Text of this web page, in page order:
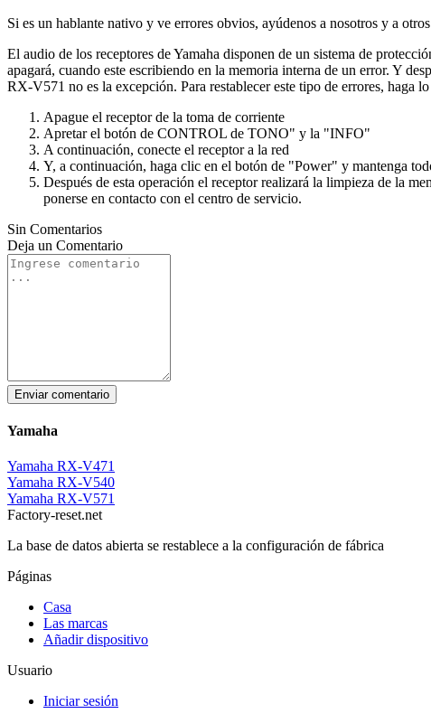
Si es un hablante nativo y ve errores obvios, ayúdenos a nosotros y a
El audio de los receptores de Yamaha disponen de un sistema de
apagará, cuando este escribiendo en la memoria interna de un error. Y
RX-V571 no es la excepción. Para restablecer este tipo de errores, haga
Apague el receptor de la toma de corriente
Apretar el botón de CONTROL de TONO" y la "INFO"
A continuación, conecte el receptor a la red
Y, a continuación, haga clic en el botón de "Power" y mantenga
Después de esta operación el receptor realizará la limpieza de la
ponerse en contacto con el centro de servicio.
Sin Comentarios
Deja un Comentario
Enviar comentario
Yamaha
Yamaha RX-V471
Yamaha RX-V540
Yamaha RX-V571
Factory-reset.net
La base de datos abierta se restablece a la configuración de fábrica
Páginas
Casa
Las marcas
Añadir dispositivo
Usuario
Iniciar sesión